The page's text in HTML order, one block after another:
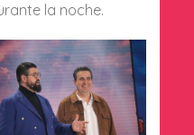
la noche.